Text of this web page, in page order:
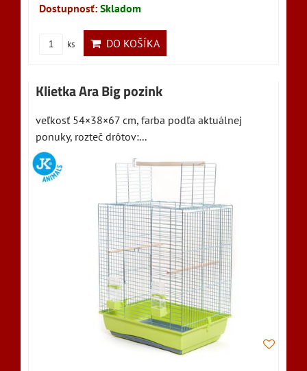
Dostupnosť: Skladom
ks DO KOŠÍKA
Klietka Ara Big pozink
veľkosť 54×38×67 cm, farba podľa aktuálnej
ponuky, rozteč drôtov:...